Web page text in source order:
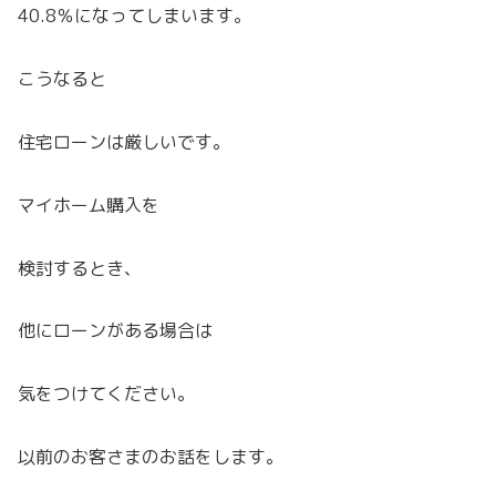
40.8％になってしまいます。
こうなると
住宅ローンは厳しいです。
マイホーム購入を
検討するとき、
他にローンがある場合は
気をつけてください。
以前のお客さまのお話をします。